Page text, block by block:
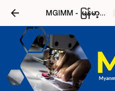
MGIMM - မြန်မာ့အထည်ချုပ်စက်မှုလုပ်ငန်း စောင့်ကြည့်အကဲဖြတ်စနစ်